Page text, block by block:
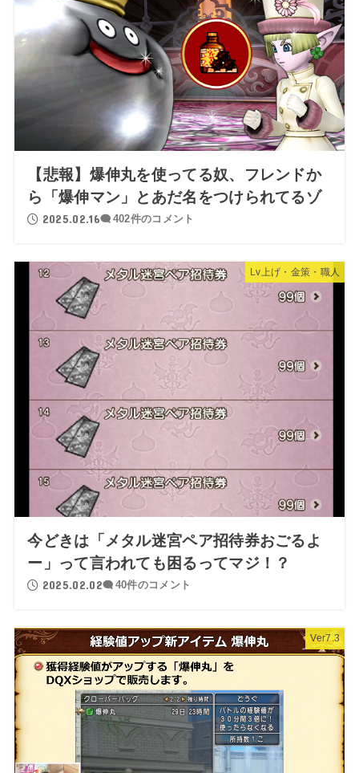
【悲報】爆伸丸を使ってる奴、フレンドか
ら「爆伸マン」とあだ名をつけられてるゾ
2025.02.16 402件のコメント
Lv上げ・金策・職人
今どきは「メタル迷宮ペア招待券おごるよ
ー」って言われても困るってマジ！？
2025.02.02 40件のコメント
Ver7.3